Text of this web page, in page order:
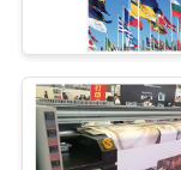
COMPANY
NEWS